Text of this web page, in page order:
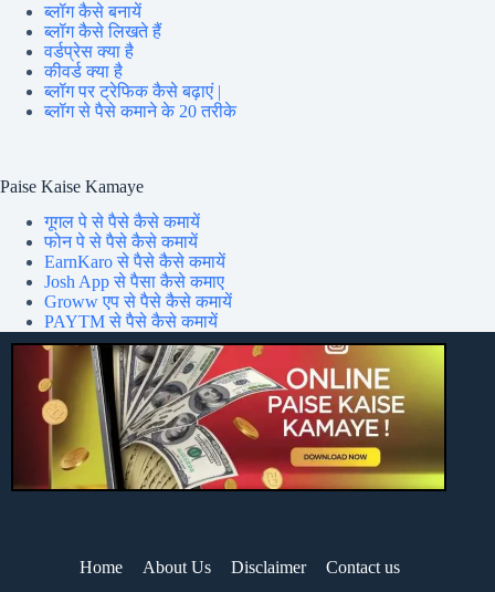
ब्लॉग कैसे बनायें
ब्लॉग कैसे लिखते हैं
वर्डप्रेस क्या है
कीवर्ड क्या है
ब्लॉग पर ट्रेफिक कैसे बढ़ाएं |
ब्लॉग से पैसे कमाने के 20 तरीके
Paise Kaise Kamaye
गूगल पे से पैसे कैसे कमायें
फोन पे से पैसे कैसे कमायें
EarnKaro से पैसे कैसे कमायें
Josh App से पैसा कैसे कमाए
Groww एप से पैसे कैसे कमायें
PAYTM से पैसे कैसे कमायें
Home About Us Disclaimer Contact us